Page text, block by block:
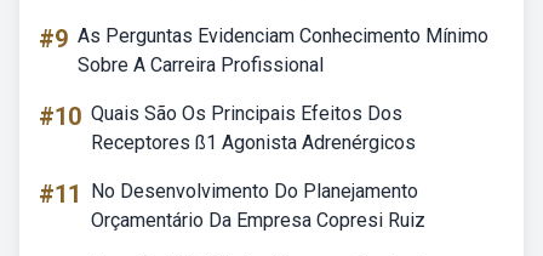
#9 As Perguntas Evidenciam Conhecimento Mínimo
Sobre A Carreira Profissional
#10 Quais São Os Principais Efeitos Dos
Receptores ß1 Agonista Adrenérgicos
#11
No Desenvolvimento Do Planejamento
Orçamentário Da Empresa Copresi Ruiz